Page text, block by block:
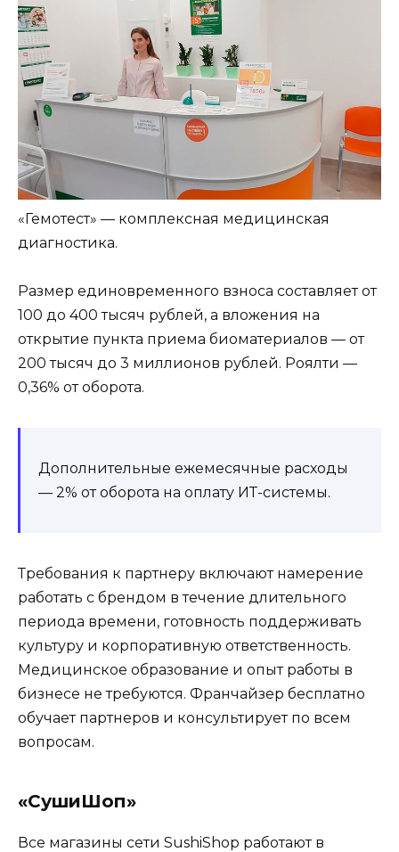
«Гемотест» — комплексная медицинская
диагностика.
Размер единовременного взноса составляет от
100 до 400 тысяч рублей, а вложения на
открытие пункта приема биоматериалов — от
200 тысяч до 3 миллионов рублей. Роялти —
0,36% от оборота.
Дополнительные ежемесячные расходы
— 2% от оборота на оплату ИТ-системы.
Требования к партнеру включают намерение
работать с брендом в течение длительного
периода времени, готовность поддерживать
культуру и корпоративную ответственность.
Медицинское образование и опыт работы в
бизнесе не требуются. Франчайзер бесплатно
обучает партнеров и консультирует по всем
вопросам.
«СушиШоп»
Все магазины сети SushiShop работают в